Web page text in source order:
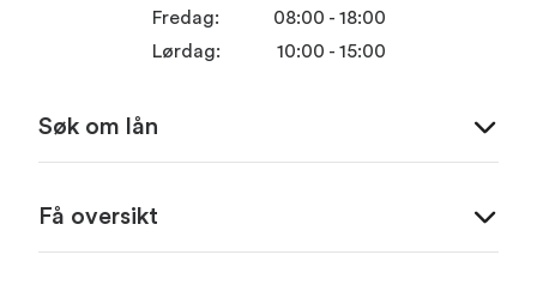
Fredag:
08:00 - 18:00
Lørdag:
10:00 - 15:00
Søk om lån
Få oversikt